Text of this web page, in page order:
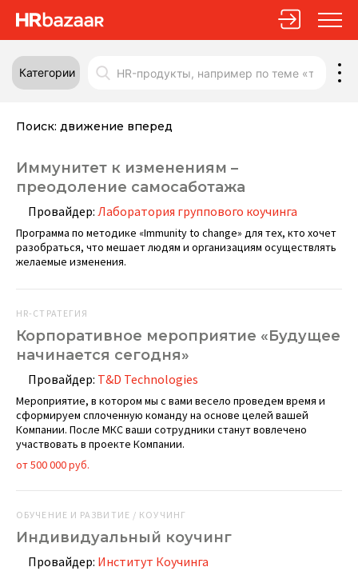
Категории
Поиск: движение вперед
Иммунитет к изменениям –
преодоление самосаботажа
Провайдер: Лаборатория группового коучинга
Программа по методике «Immunity to change» для тех, кто хочет
разобраться, что мешает людям и организациям осуществлять
желаемые изменения.
HR-СТРАТЕГИЯ
Корпоративное мероприятие «Будущее
начинается сегодня»
Провайдер: T&D Technologies
Мероприятие, в котором мы с вами весело проведем время и
сформируем сплоченную команду на основе целей вашей
Компании. После МКС ваши сотрудники станут вовлечено
участвовать в проекте Компании.
от 500 000 руб.
ОБУЧЕНИЕ И РАЗВИТИЕ / КОУЧИНГ
Индивидуальный коучинг
Провайдер: Институт Коучинга